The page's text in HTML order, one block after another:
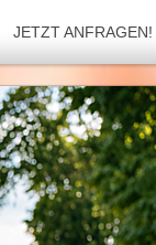
JETZT ANFRAGEN!